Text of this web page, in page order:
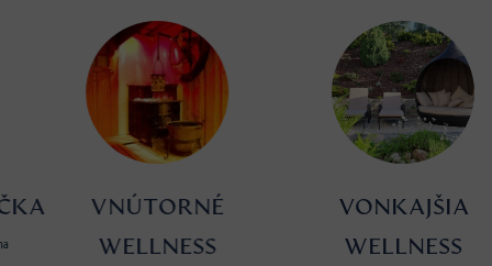
VNÚTORNÉ
WELLNESS
VONKAJŠIA
WELLNESS